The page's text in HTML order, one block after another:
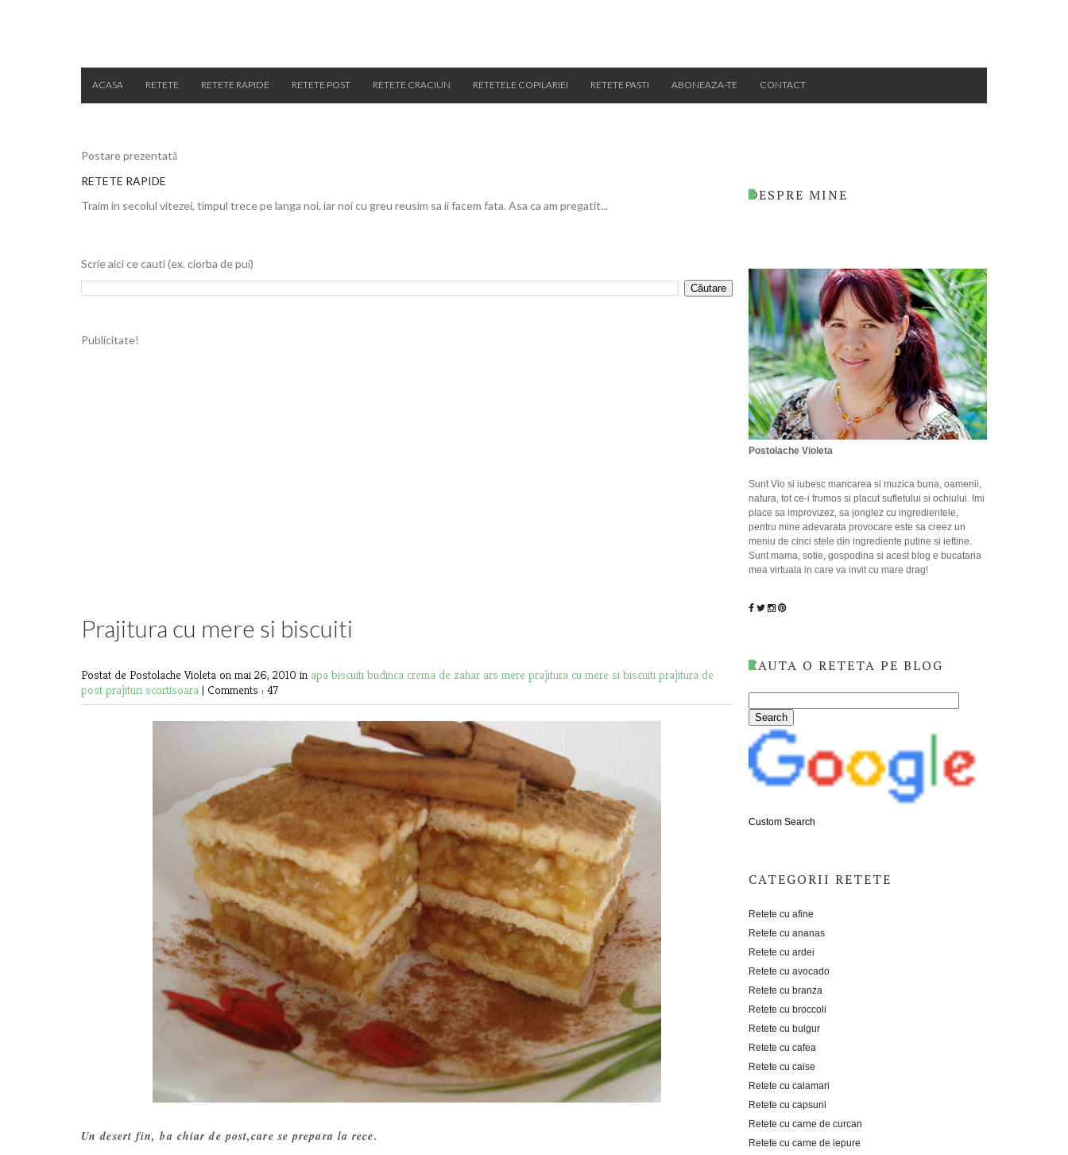
ACASA RETETE RETETE RAPIDE RETETE POST RETETE CRACIUN RETETELE COPILARIEI RETETE PASTI ABONEAZA-TE CONTACT
Postare prezentată
RETETE RAPIDE
Traim in secolul vitezei, timpul trece pe langa noi, iar noi cu greu reusim sa ii facem fata. Asa ca am pregatit...
Scrie aici ce cauti (ex. ciorba de pui)
Publicitate!
Prajitura cu mere si biscuiti
Postat de Postolache Violeta on mai 26, 2010 in apa biscuiti budinca crema de zahar ars mere prajitura cu mere si biscuiti prajitura de
post prajituri scortisoara | Comments : 47
Un desert fin, ba chiar de post,care se prepara la rece.
DESPRE MINE
Postolache Violeta
Sunt Vio si iubesc mancarea si muzica buna, oamenii,
natura, tot ce-i frumos si placut sufletului si ochiului. Imi
place sa improvizez, sa jonglez cu ingredientele,
pentru mine adevarata provocare este sa creez un
meniu de cinci stele din ingrediente putine si ieftine.
Sunt mama, sotie, gospodina si acest blog e bucataria
mea virtuala in care va invit cu mare drag!
CAUTA O RETETA PE BLOG
Custom Search
CATEGORII RETETE
Retete cu afine
Retete cu ananas
Retete cu ardei
Retete cu avocado
Retete cu branza
Retete cu broccoli
Retete cu bulgur
Retete cu cafea
Retete cu caise
Retete cu calamari
Retete cu capsuni
Retete cu carne de curcan
Retete cu carne de iepure